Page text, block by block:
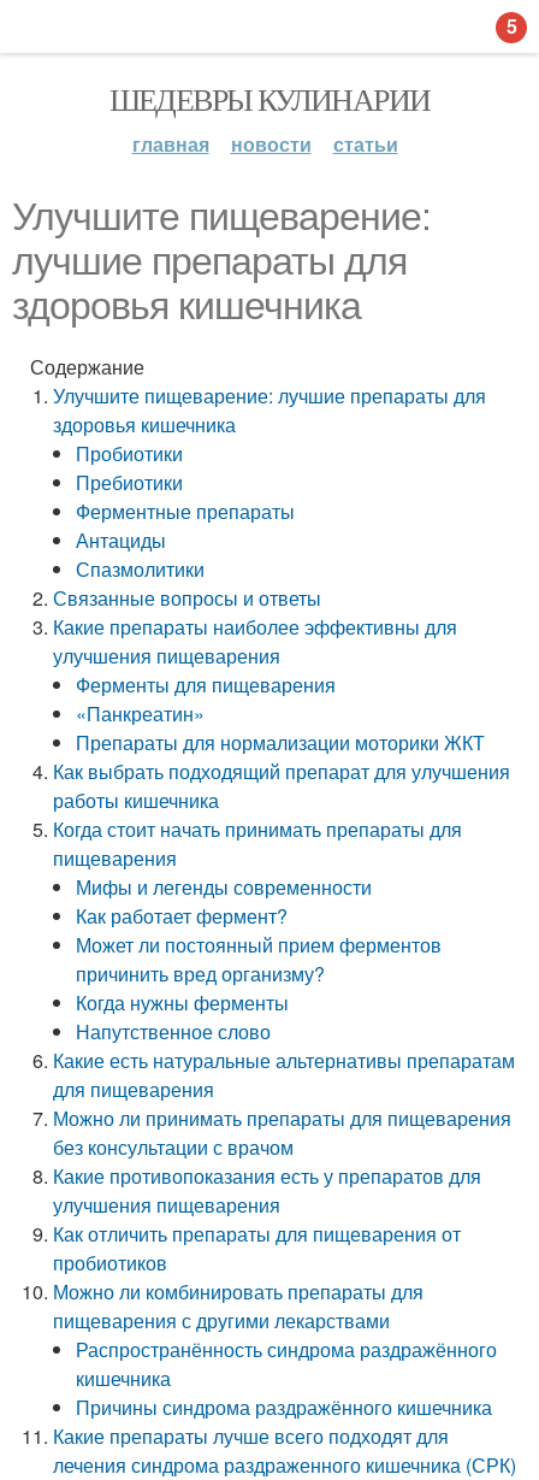
ШЕДЕВРЫ КУЛИНАРИИ
главная новости статьи
Улучшите пищеварение:
лучшие препараты для
здоровья кишечника
Содержание
Улучшите пищеварение: лучшие препараты для
здоровья кишечника
Пробиотики
Пребиотики
Ферментные препараты
Антациды
Спазмолитики
Связанные вопросы и ответы
Какие препараты наиболее эффективны для
улучшения пищеварения
Ферменты для пищеварения
«Панкреатин»
Препараты для нормализации моторики ЖКТ
Как выбрать подходящий препарат для улучшения
работы кишечника
Когда стоит начать принимать препараты для
пищеварения
Мифы и легенды современности
Как работает фермент?
Может ли постоянный прием ферментов
причинить вред организму?
Когда нужны ферменты
Напутственное слово
Какие есть натуральные альтернативы препаратам
для пищеварения
Можно ли принимать препараты для пищеварения
без консультации с врачом
Какие противопоказания есть у препаратов для
улучшения пищеварения
Как отличить препараты для пищеварения от
пробиотиков
Можно ли комбинировать препараты для
пищеварения с другими лекарствами
Распространённость синдрома раздражённого
кишечника
Причины синдрома раздражённого кишечника
Какие препараты лучше всего подходят для
лечения синдрома раздраженного кишечника (СРК)
5